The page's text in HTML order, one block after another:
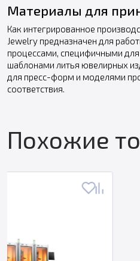
Материалы для
Как интегрированное
Jewelry предназначен для
процессами, специфичными
шаблонами литья ювелирных
для пресс-форм и моделями
соответствия.
Похожие